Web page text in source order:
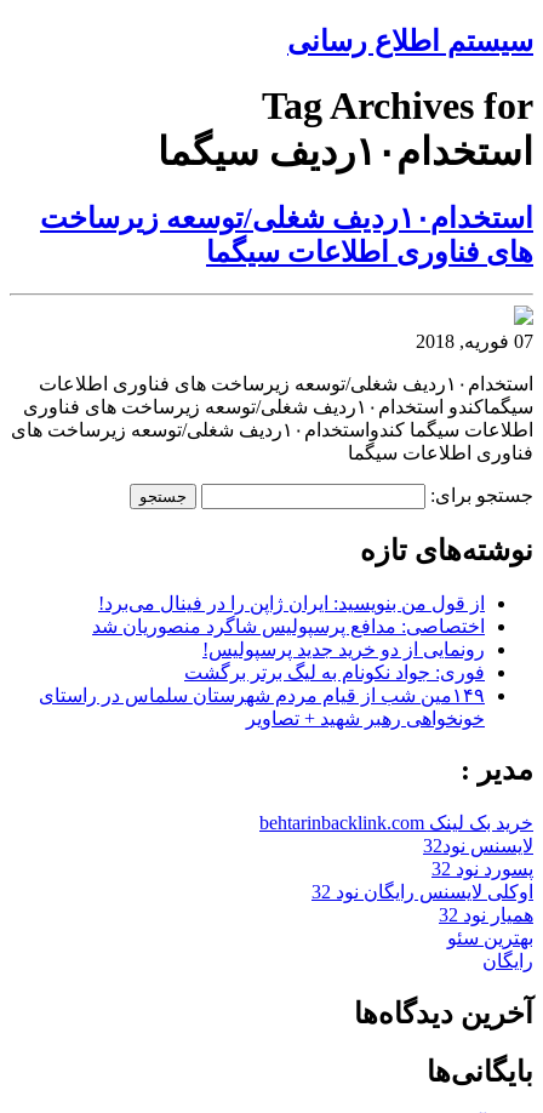
سیستم اطلاع رسانی
Tag Archives for
استخدام۱۰ردیف سیگما
استخدام۱۰ردیف شغلی/توسعه زیرساخت
های فناوری اطلاعات سیگما
07 فوریه, 2018
استخدام۱۰ردیف شغلی/توسعه زیرساخت های فناوری اطلاعات
سیگماکندو استخدام۱۰ردیف شغلی/توسعه زیرساخت های فناوری
اطلاعات سیگما کندواستخدام۱۰ردیف شغلی/توسعه زیرساخت های
فناوری اطلاعات سیگما
جستجو برای:
نوشته‌های تازه
از قول من بنویسید: ایران ژاپن را در فینال می‌برد!
اختصاصی: مدافع پرسپولیس شاگرد منصوریان شد
رونمایی از دو خرید جدید پرسپولیس!
فوری: جواد نکونام به لیگ برتر برگشت
۱۴۹مین شب از قیام مردم شهرستان سلماس در راستای
خونخواهی رهبر شهید + تصاویر
مدیر :
خرید بک لینک behtarinbacklink.com
لایسنس نود32
پسورد نود 32
اوکلی لایسنس رایگان نود 32
همیار نود 32
بهترین سئو
رایگان
آخرین دیدگاه‌ها
بایگانی‌ها